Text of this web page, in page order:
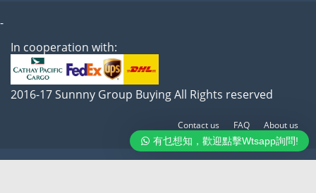
有乜想知，歡迎點擊Wtsapp詢問!
-
In cooperation with:
2016-17 Sunnny Group Buying All Rights reserved
Contact us FAQ About us